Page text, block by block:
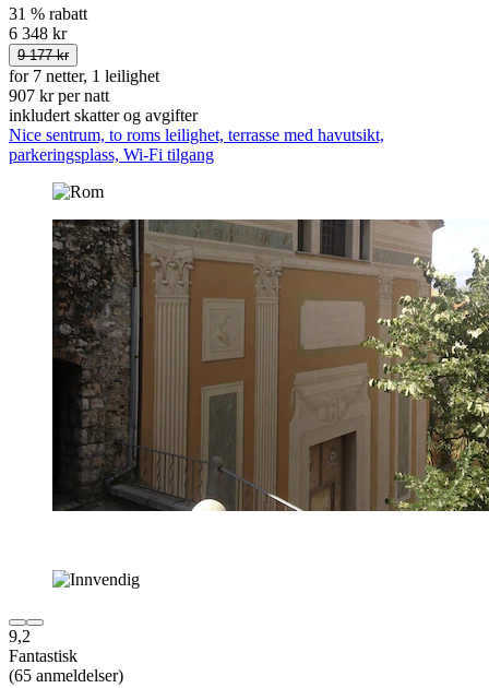
31 % rabatt
6 348 kr
9 177 kr
for 7 netter, 1 leilighet
907 kr per natt
inkludert skatter og avgifter
Nice sentrum, to roms leilighet, terrasse med havutsikt,
parkeringsplass, Wi-Fi tilgang
9,2
Fantastisk
(65 anmeldelser)